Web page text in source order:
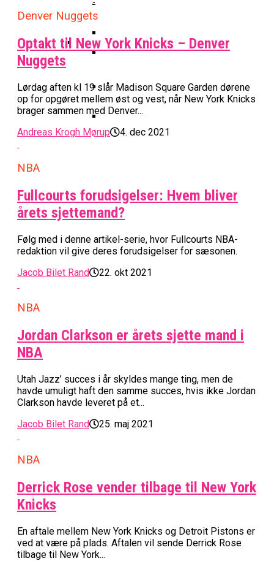
Bakken Bears Skuffede Og
Misser Champions League-
Gruppespil
Portland Trail Blazers
Danske Tobias Jensen Skal Møde
Grupperne Og Sæt Krydser I Din
Medie: Lebron James Vil Stå I
Spidsen For USA Ved OL 2024
Basketligaen
Fremgang For 12. År I Træk
Denver Nuggets
Optakt til New York Knicks – Denver
Nuggets
Lørdag aften kl 19 slår Madison Square Garden dørene
op for opgøret mellem øst og vest, når New York Knicks
brager sammen med Denver...
Andreas Krogh Mørup
4. dec 2021
NBA
Fullcourts forudsigelser: Hvem bliver
årets sjettemand?
Følg med i denne artikel-serie, hvor Fullcourts NBA-
redaktion vil give deres forudsigelser for sæsonen.
Jacob Bilet Rand
22. okt 2021
NBA
Jordan Clarkson er årets sjette mand i
NBA
Utah Jazz’ succes i år skyldes mange ting, men de
havde umuligt haft den samme succes, hvis ikke Jordan
Clarkson havde leveret på et...
Jacob Bilet Rand
25. maj 2021
NBA
Derrick Rose vender tilbage til New York
Knicks
En aftale mellem New York Knicks og Detroit Pistons er
ved at være på plads. Aftalen vil sende Derrick Rose
tilbage til New York...